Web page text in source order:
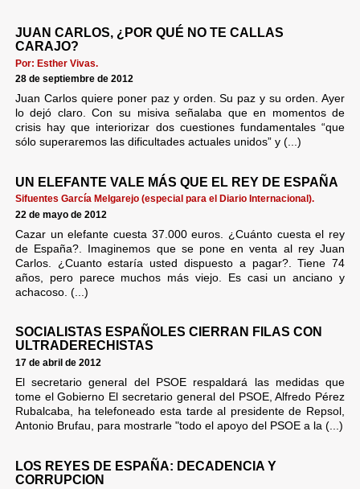
JUAN CARLOS, ¿POR QUÉ NO TE CALLAS
CARAJO?
Por: Esther Vivas.
28 de septiembre de 2012
Juan Carlos quiere poner paz y orden. Su paz y su orden. Ayer
lo dejó claro. Con su misiva señalaba que en momentos de
crisis hay que interiorizar dos cuestiones fundamentales “que
sólo superaremos las dificultades actuales unidos” y (...)
UN ELEFANTE VALE MÁS QUE EL REY DE ESPAÑA
Sifuentes García Melgarejo (especial para el Diario Internacional).
22 de mayo de 2012
Cazar un elefante cuesta 37.000 euros. ¿Cuánto cuesta el rey
de España?. Imaginemos que se pone en venta al rey Juan
Carlos. ¿Cuanto estaría usted dispuesto a pagar?. Tiene 74
años, pero parece muchos más viejo. Es casi un anciano y
achacoso. (...)
SOCIALISTAS ESPAÑOLES CIERRAN FILAS CON
ULTRADERECHISTAS
17 de abril de 2012
El secretario general del PSOE respaldará las medidas que
tome el Gobierno El secretario general del PSOE, Alfredo Pérez
Rubalcaba, ha telefoneado esta tarde al presidente de Repsol,
Antonio Brufau, para mostrarle "todo el apoyo del PSOE a la (...)
LOS REYES DE ESPAÑA: DECADENCIA Y
CORRUPCION